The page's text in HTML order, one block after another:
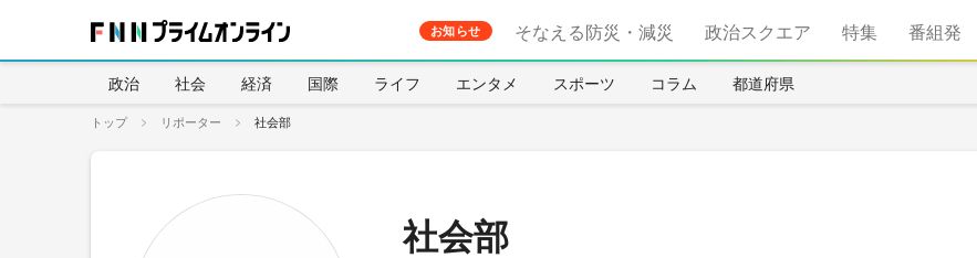
お知らせ そなえる防災・減災 政治スクエア 特集 番組発
政治 社会 経済 国際 ライフ エンタメ スポーツ コラム 都道府県
トップ リポーター 社会部
社会部